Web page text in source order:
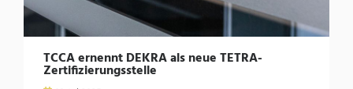
TCCA ernennt DEKRA als neue TETRA-
Zertifizierungsstelle